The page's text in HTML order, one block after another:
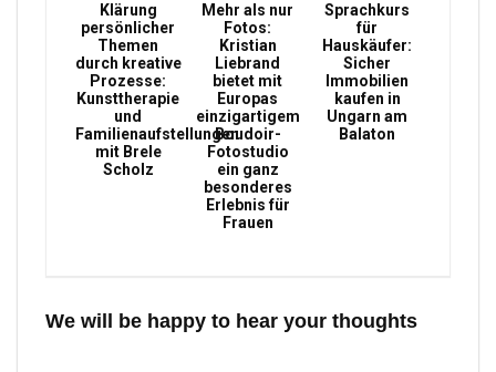
Klärung
persönlicher
Themen
durch kreative
Prozesse:
Kunsttherapie
und
Familienaufstellungen
mit Brele
Scholz
Mehr als nur
Fotos:
Kristian
Liebrand
bietet mit
Europas
einzigartigem
Boudoir-
Fotostudio
ein ganz
besonderes
Erlebnis für
Frauen
Sprachkurs
für
Hauskäufer:
Sicher
Immobilien
kaufen in
Ungarn am
Balaton
We will be happy to hear your thoughts